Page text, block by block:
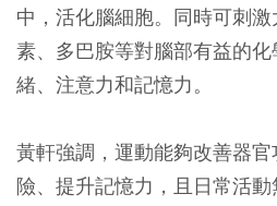
中，活化腦細胞。同時可刺
素、多巴胺等對腦部有益的
緒、注意力和記憶力。
黃軒強調，運動能夠改善器
險、提升記憶力，且 日常活動